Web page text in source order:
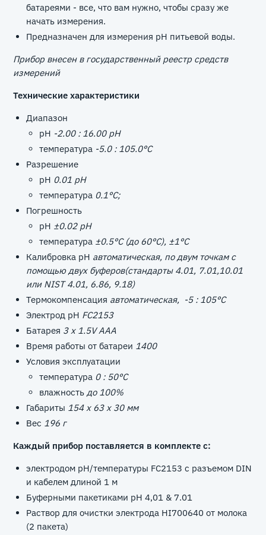
батареями - все, что вам нужно, чтобы сразу же
начать измерения.
Предназначен для измерения рН питьевой воды.
Прибор внесен в государственный реестр средств
измерений
Технические характеристики
Диапазон
pH -2.00 : 16.00 pH
температура -5.0 : 105.0°C
Разрешение
pH 0.01 pH
температура 0.1°C;
Погрешность
pH ±0.02 pH
температура ±0.5°C (до 60°C), ±1°C
Калибровка pH автоматическая, по двум точкам с
помощью двух буферов(стандарты 4.01, 7.01,10.01
или NIST 4.01, 6.86, 9.18)
Термокомпенсация автоматическая, -5 : 105°C
Электрод pH FC2153
Батарея 3 x 1.5V AAA
Время работы от батареи 1400
Условия эксплуатации
температура 0 : 50°C
влажность до 100%
Габариты 154 x 63 x 30 мм
Вес 196 г
Каждый прибор поставляется в комплекте с:
электродом pH/температуры FC2153 с разъемом DIN
и кабелем длиной 1 м
Буферными пакетиками pH 4,01 & 7.01
Раствор для очистки электрода HI700640 от молока
(2 пакета)